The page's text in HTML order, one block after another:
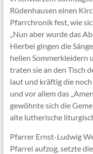
Rüdenhausen einen
Pfarrchronik fest, wie
„Nun aber wurde das
Hierbei gingen die
hellen Sommerkleidern
traten sie an den Tisch
laut und kräftig die
und vor allem das
gewöhnte sich die
alte lutherische
Pfarrer Ernst-Ludwig
Pfarrei aufzog, setzte